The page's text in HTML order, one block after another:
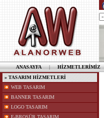
ANASAYFA|HİZMETLERİMİZ
» TASARIM HİZMETLERİ
WEB TASARIM
BANNER TASARIM
LOGO TASARIM
E-BROŞÜR TASARIM